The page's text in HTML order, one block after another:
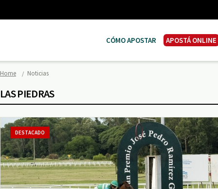
CÓMO APOSTAR APOSTÁ ONLINE
Home Noticias
LAS PIEDRAS
DESTACADO